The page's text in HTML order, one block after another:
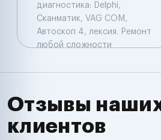
диагностика: Delphi,
Сканматик, VAG COM,
Автоскоп 4, лексия. Ремонт
любой сложности
Отзывы
клиентов